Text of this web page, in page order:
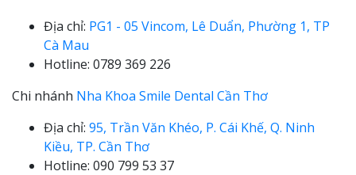
Địa chỉ: PG1 - 05 Vincom, Lê Duẩn, Phường 1, TP
Cà Mau
Hotline: 0789 369 226
Chi nhánh Nha Khoa Smile Dental Cần Thơ
Địa chỉ: 95, Trần Văn Khéo, P. Cái Khế, Q. Ninh
Kiều, TP. Cần Thơ
Hotline: 090 799 53 37